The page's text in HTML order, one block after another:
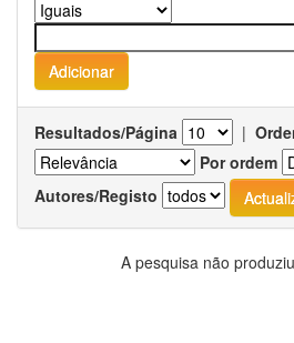
Resultados/Página |
Por ordem
Autores/Registo
A pesquisa não